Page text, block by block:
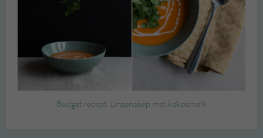
Budget recept: Linzensoep met kokosmelk